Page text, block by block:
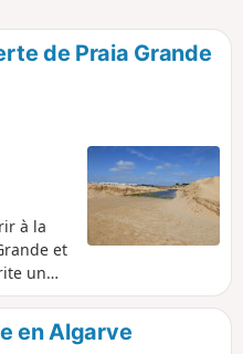
de Praia Grande
à la
et
un
de
un
en Algarve